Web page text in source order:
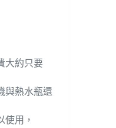
大約只要
與熱水瓶還
使用，